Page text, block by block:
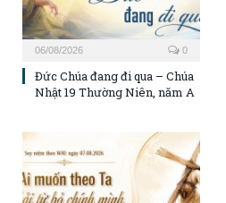
06/08/2026 0
Đức Chúa đang đi qua – Chúa
Nhật 19 Thường Niên, năm A